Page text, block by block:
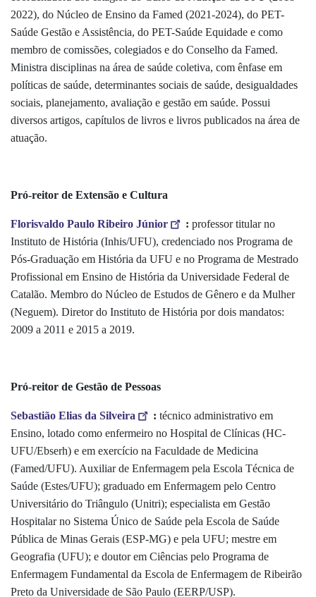
2022), do Núcleo de Ensino da Famed (2021-2024), do PET-
Saúde Gestão e Assistência, do PET-Saúde Equidade e como
membro de comissões, colegiados e do Conselho da Famed.
Ministra disciplinas na área de saúde coletiva, com ênfase em
políticas de saúde, determinantes sociais de saúde, desigualdades
sociais, planejamento, avaliação e gestão em saúde. Possui
diversos artigos, capítulos de livros e livros publicados na área de
atuação.
Pró-reitor de Extensão e Cultura
Florisvaldo Paulo Ribeiro Júnior : professor titular no
Instituto de História (Inhis/UFU), credenciado nos Programa de
Pós-Graduação em História da UFU e no Programa de Mestrado
Profissional em Ensino de História da Universidade Federal de
Catalão. Membro do Núcleo de Estudos de Gênero e da Mulher
(Neguem). Diretor do Instituto de História por dois mandatos:
2009 a 2011 e 2015 a 2019.
Pró-reitor de Gestão de Pessoas
Sebastião Elias da Silveira : técnico administrativo em
Ensino, lotado como enfermeiro no Hospital de Clínicas (HC-
UFU/Ebserh) e em exercício na Faculdade de Medicina
(Famed/UFU). Auxiliar de Enfermagem pela Escola Técnica de
Saúde (Estes/UFU); graduado em Enfermagem pelo Centro
Universitário do Triângulo (Unitri); especialista em Gestão
Hospitalar no Sistema Único de Saúde pela Escola de Saúde
Pública de Minas Gerais (ESP-MG) e pela UFU; mestre em
Geografia (UFU); e doutor em Ciências pelo Programa de
Enfermagem Fundamental da Escola de Enfermagem de Ribeirão
Preto da Universidade de São Paulo (EERP/USP).